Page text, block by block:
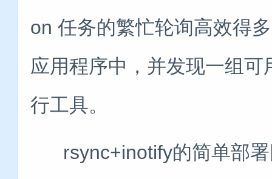
on 任务的繁忙轮询高效得
应用程序中，并发现一组
行工具。
rsync+inotify的简单部署